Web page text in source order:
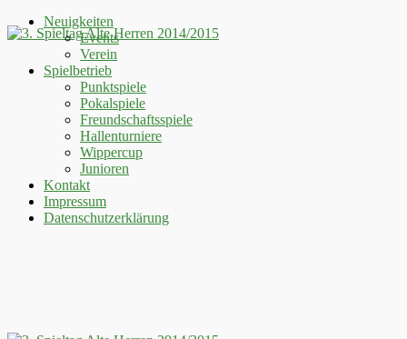
Neuigkeiten
Events
Verein
Spielbetrieb
Punktspiele
Pokalspiele
Freundschaftsspiele
Hallenturniere
Wippercup
Junioren
Kontakt
Impressum
Datenschutzerklärung